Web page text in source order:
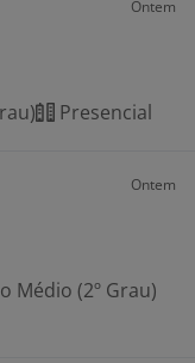
Ontem
Presencial
Ontem
Médio (2º Grau)